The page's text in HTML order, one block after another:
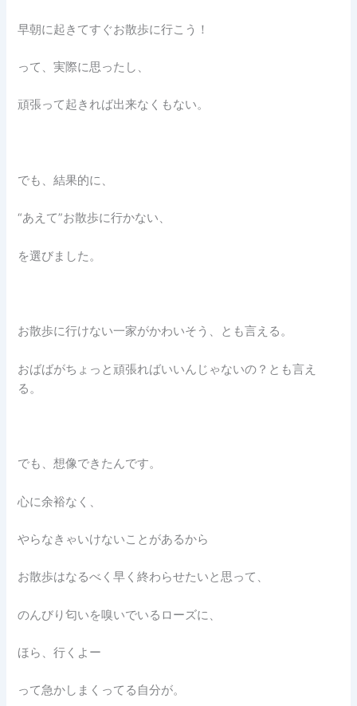
早朝に起きてすぐお散歩に行こう！
って、実際に思ったし、
頑張って起きれば出来なくもない。
でも、結果的に、
“あえて”お散歩に行かない、
を選びました。
お散歩に行けない一家がかわいそう、とも言える。
おばばがちょっと頑張ればいいんじゃないの？とも言え
る。
でも、想像できたんです。
心に余裕なく、
やらなきゃいけないことがあるから
お散歩はなるべく早く終わらせたいと思って、
のんびり匂いを嗅いでいるローズに、
ほら、行くよー
って急かしまくってる自分が。